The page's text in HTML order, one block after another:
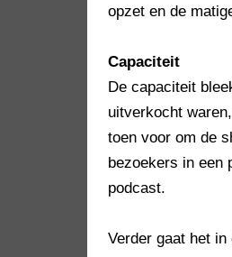
opzet en de
Capaciteit
De capaciteit
uitverkocht
toen voor om de
bezoekers in een
podcast.
Verder gaat het